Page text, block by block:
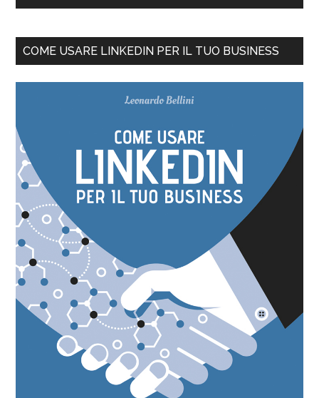
COME USARE LINKEDIN PER IL TUO BUSINESS